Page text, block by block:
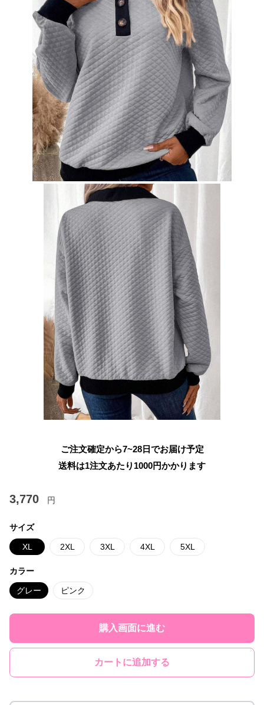
ご注文確定から7~28日でお届け予定
送料は1注文あたり 1000円かかります
3,770 円
サイズ
XL 2XL 3XL 4XL 5XL
カラー
グレー ピンク
購入画面に進む
カートに追加する